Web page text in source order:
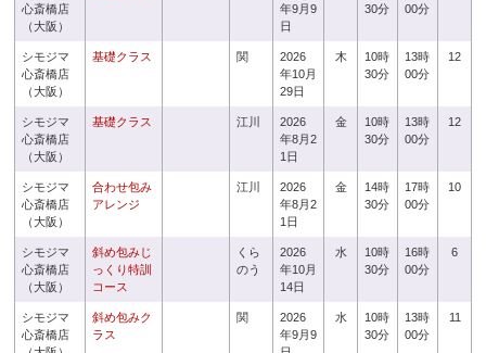
心斎橋店
（大阪）
年9月9
日
30分
00分
シモジマ
心斎橋店
（大阪）
基礎クラス 関
2026
年10月
29日
木
10時
30分
13時
00分
12
シモジマ
心斎橋店
（大阪）
基礎クラス 江川
2026
年8月2
1日
金
10時
30分
13時
00分
12
シモジマ
心斎橋店
（大阪）
合わせ包み
アレンジ
江川
2026
年8月2
1日
金
14時
30分
17時
00分
10
シモジマ
心斎橋店
（大阪）
斜め包みじ
っくり特訓
コース
くら
のう
2026
年10月
14日
水
10時
30分
16時
00分
6
シモジマ
心斎橋店
斜め包みク
ラス
関
2026
年9月9
水
10時
30分
13時
00分
11